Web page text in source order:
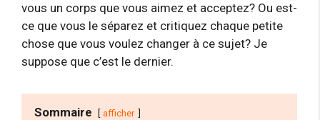
vous un corps que vous aimez et acceptez? Ou est-
ce que vous le séparez et critiquez chaque petite
chose que vous voulez changer à ce sujet? Je
suppose que c’est le dernier.
Sommaire afficher